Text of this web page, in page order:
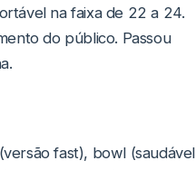
na faixa de 22 a 24.
do público. Passou
fast), bowl (saudável